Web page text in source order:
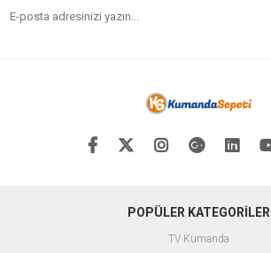
POPÜLER KATEGORİLER
TV Kumanda